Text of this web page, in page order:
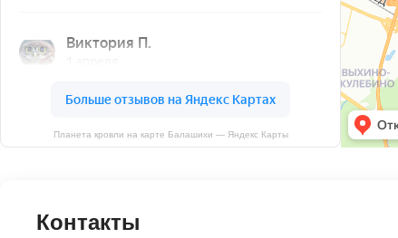
Планета кровли на карте Балашихи — Яндекс Карты
Контакты